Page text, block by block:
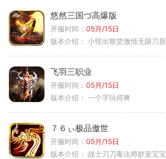
悠然三国づ高爆版
开服时间： 05月/15日
版本介绍： 小怪出狠货激情无限刀原汁
飞羽三职业
开服时间： 05月/15日
版本介绍： 一个字玩得爽
７６ぃ极品傲世
开服时间： 05月/15日
版本介绍： 战士刀刀毒法师群宠宝